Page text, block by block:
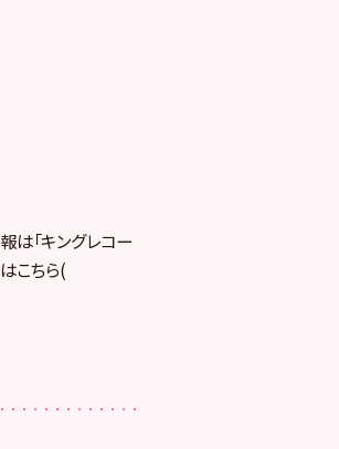
は「キングレコー
こちら(